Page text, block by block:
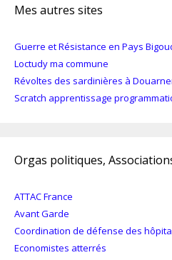
Mes autres sites
Guerre et Résistance en Pays
Loctudy ma commune
Révoltes des sardinières à
Scratch apprentissage
Orgas politiques,
ATTAC France
Avant Garde
Coordination de défense des
Economistes atterrés